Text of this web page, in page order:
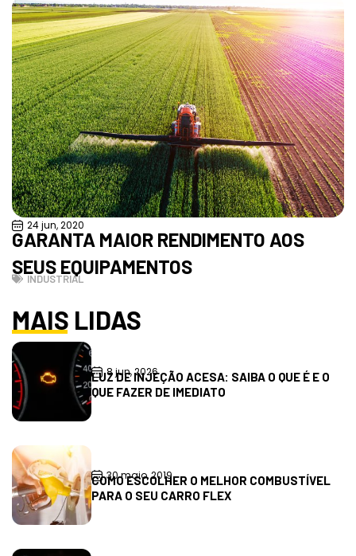
24 jun, 2020
GARANTA MAIOR RENDIMENTO AOS
SEUS EQUIPAMENTOS
INDUSTRIAL
MAIS LIDAS
8 jun, 2026
LUZ DE INJEÇÃO ACESA: SAIBA O QUE É E O
QUE FAZER DE IMEDIATO
30 maio, 2019
COMO ESCOLHER O MELHOR COMBUSTÍVEL
PARA O SEU CARRO FLEX